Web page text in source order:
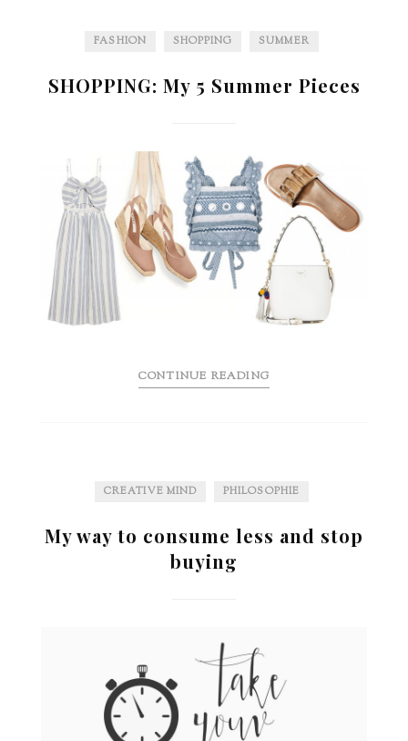
FASHION SHOPPING SUMMER
SHOPPING: My 5 Summer Pieces
CONTINUE READING
CREATIVE MIND PHILOSOPHIE
My way to consume less and stop
buying